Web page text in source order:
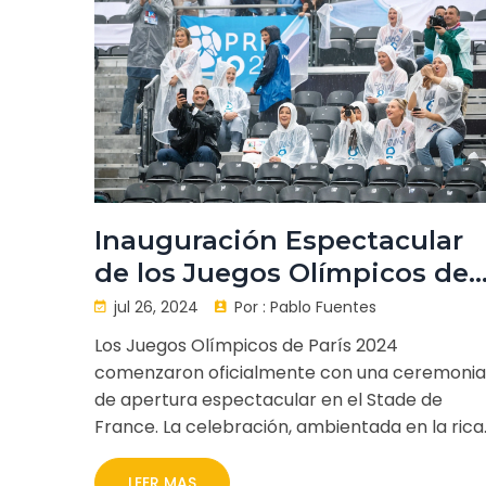
Inauguración Espectacular
de los Juegos Olímpicos de
París 2024
jul 26, 2024 Por : Pablo Fuentes
Los Juegos Olímpicos de París 2024
comenzaron oficialmente con una ceremonia
de apertura espectacular en el Stade de
France. La celebración, ambientada en la rica
cultura francesa, reunió a más de 80,000